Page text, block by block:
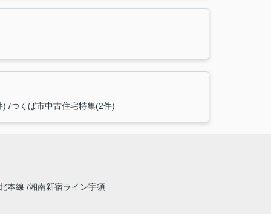
) つくば市中古住宅特集(2件)
本線 湘南新宿ライン宇須